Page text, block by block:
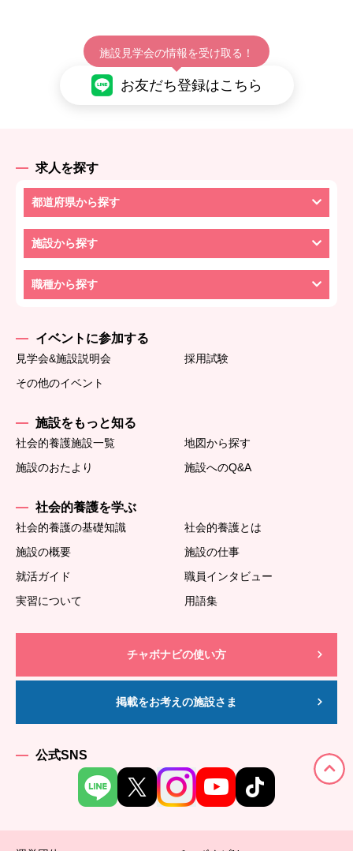
施設見学会の情報を受け取る！
お友だち登録はこちら
求人を探す
都道府県から探す
施設から探す
職種から探す
イベントに参加する
見学会&施設説明会
採用試験
その他のイベント
施設をもっと知る
社会的養護施設一覧
地図から探す
施設のおたより
施設へのQ&A
社会的養護を学ぶ
社会的養護の基礎知識
社会的養護とは
施設の概要
施設の仕事
就活ガイド
職員インタビュー
実習について
用語集
チャボナビの使い方
掲載をお考えの施設さま
公式SNS